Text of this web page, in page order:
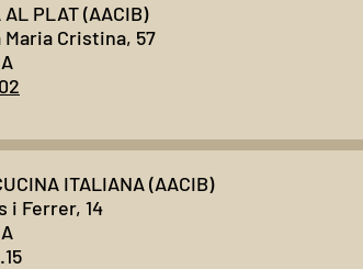
AL PLAT (AACIB)
Maria Cristina, 57
ITALIANA (AACIB)
i Ferrer, 14